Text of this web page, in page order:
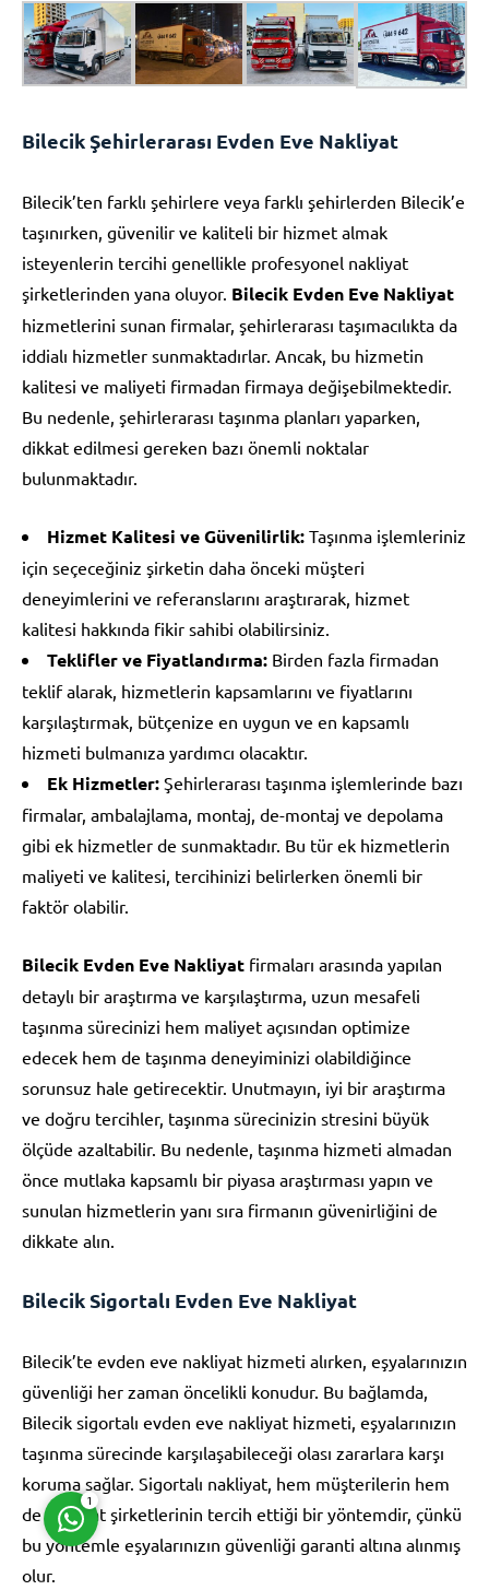
Bilecik Şehirlerarası Evden Eve Nakliyat
Bilecik’ten farklı şehirlere veya farklı şehirlerden Bilecik’e
taşınırken, güvenilir ve kaliteli bir hizmet almak
isteyenlerin tercihi genellikle profesyonel nakliyat
şirketlerinden yana oluyor. Bilecik Evden Eve Nakliyat
hizmetlerini sunan firmalar, şehirlerarası taşımacılıkta da
iddialı hizmetler sunmaktadırlar. Ancak, bu hizmetin
kalitesi ve maliyeti firmadan firmaya değişebilmektedir.
Bu nedenle, şehirlerarası taşınma planları yaparken,
dikkat edilmesi gereken bazı önemli noktalar
bulunmaktadır.
Hizmet Kalitesi ve Güvenilirlik: Taşınma işlemleriniz
için seçeceğiniz şirketin daha önceki müşteri
deneyimlerini ve referanslarını araştırarak, hizmet
kalitesi hakkında fikir sahibi olabilirsiniz.
Teklifler ve Fiyatlandırma: Birden fazla firmadan
teklif alarak, hizmetlerin kapsamlarını ve fiyatlarını
karşılaştırmak, bütçenize en uygun ve en kapsamlı
hizmeti bulmanıza yardımcı olacaktır.
Ek Hizmetler: Şehirlerarası taşınma işlemlerinde bazı
firmalar, ambalajlama, montaj, de-montaj ve depolama
gibi ek hizmetler de sunmaktadır. Bu tür ek hizmetlerin
maliyeti ve kalitesi, tercihinizi belirlerken önemli bir
faktör olabilir.
Bilecik Evden Eve Nakliyat firmaları arasında yapılan
detaylı bir araştırma ve karşılaştırma, uzun mesafeli
taşınma sürecinizi hem maliyet açısından optimize
edecek hem de taşınma deneyiminizi olabildiğince
sorunsuz hale getirecektir. Unutmayın, iyi bir araştırma
ve doğru tercihler, taşınma sürecinizin stresini büyük
ölçüde azaltabilir. Bu nedenle, taşınma hizmeti almadan
önce mutlaka kapsamlı bir piyasa araştırması yapın ve
sunulan hizmetlerin yanı sıra firmanın güvenirliğini de
dikkate alın.
Bilecik Sigortalı Evden Eve Nakliyat
Bilecik’te evden eve nakliyat hizmeti alırken, eşyalarınızın
güvenliği her zaman öncelikli konudur. Bu bağlamda,
Bilecik sigortalı evden eve nakliyat hizmeti, eşyalarınızın
taşınma sürecinde karşılaşabileceği olası zararlara karşı
koruma sağlar. Sigortalı nakliyat, hem müşterilerin hem
de nakliyat şirketlerinin tercih ettiği bir yöntemdir, çünkü
bu yöntemle eşyalarınızın güvenliği garanti altına alınmış
olur.
Cevap Yaz
1